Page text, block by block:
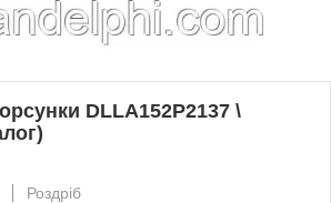
DLLA152P2137 \
Роздріб